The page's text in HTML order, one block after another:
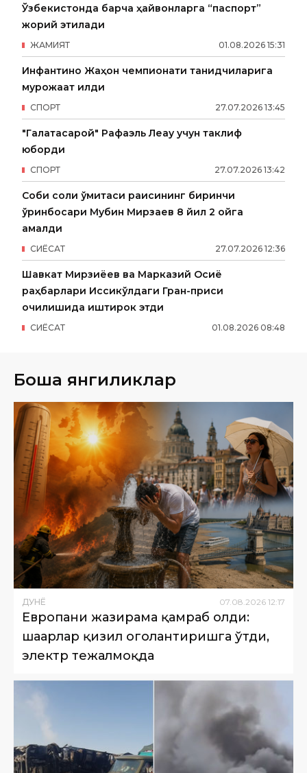
Ўзбекистонда барча ҳайвонларга “паспорт”
жорий этилади
01.08.2026 15:31
ЖАМИЯТ
Инфантино Жаҳон чемпионати танқидчиларига
мурожаат қилди
27.07.2026 13:45
СПОРТ
"Галатасарой" Рафаэль Леау учун таклиф
юборди
27.07.2026 13:42
СПОРТ
Собиқ солиқ қўмитаси раисининг биринчи
ўринбосари Мубин Мирзаев 8 йил 2 ойга
қамалди
27.07.2026 12:36
СИËСАТ
Шавкат Мирзиёев ва Марказий Осиё
раҳбарлари Иссиқкўлдаги Гран-приси
очилишида иштирок этди
01.08.2026 08:48
СИËСАТ
Бошқа янгиликлар
ДУНË 07.08.2026 12:17
Европани жазирама қамраб олди:
шаҳарлар қизил огоҳлантиришга ўтди,
электр тежалмоқда